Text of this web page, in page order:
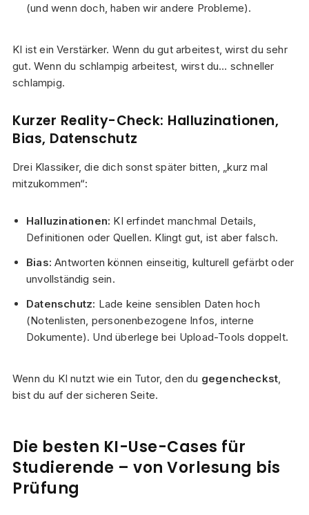
(und wenn doch, haben wir andere Probleme).
KI ist ein Verstärker. Wenn du gut arbeitest, wirst du sehr
gut. Wenn du schlampig arbeitest, wirst du… schneller
schlampig.
Kurzer Reality-Check: Halluzinationen,
Bias, Datenschutz
Drei Klassiker, die dich sonst später bitten, „kurz mal
mitzukommen“:
Halluzinationen: KI erfindet manchmal Details,
Definitionen oder Quellen. Klingt gut, ist aber falsch.
Bias: Antworten können einseitig, kulturell gefärbt oder
unvollständig sein.
Datenschutz: Lade keine sensiblen Daten hoch
(Notenlisten, personenbezogene Infos, interne
Dokumente). Und überlege bei Upload-Tools doppelt.
Wenn du KI nutzt wie ein Tutor, den du gegencheckst,
bist du auf der sicheren Seite.
Die besten KI-Use-Cases für
Studierende – von Vorlesung bis
Prüfung